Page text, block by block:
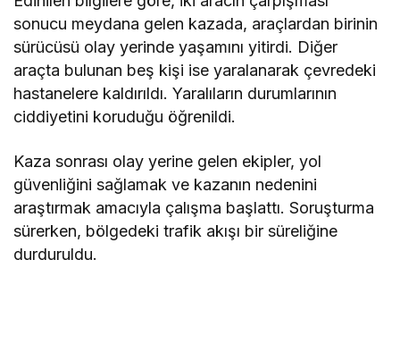
sonucu meydana gelen kazada, araçlardan birinin
sürücüsü olay yerinde yaşamını yitirdi. Diğer
araçta bulunan beş kişi ise yaralanarak çevredeki
hastanelere kaldırıldı. Yaralıların durumlarının
ciddiyetini koruduğu öğrenildi.
Kaza sonrası olay yerine gelen ekipler, yol
güvenliğini sağlamak ve kazanın nedenini
araştırmak amacıyla çalışma başlattı. Soruşturma
sürerken, bölgedeki trafik akışı bir süreliğine
durduruldu.